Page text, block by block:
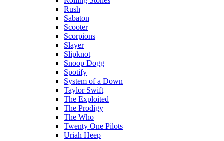
Rush
Sabaton
Scooter
Scorpions
Slayer
Slipknot
Snoop Dogg
Spotify
System of a Down
Taylor Swift
The Exploited
The Prodigy
The Who
Twenty One Pilots
Uriah Heep